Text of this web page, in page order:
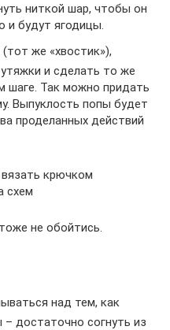
ниткой шар, чтобы он
и будут ягодицы.
же «хвостик»),
и сделать то же
шаге. Так можно придать
Выпуклость попы будет
проделанных действий
крючком
схем
не обойтись.
над тем, как
достаточно согнуть из